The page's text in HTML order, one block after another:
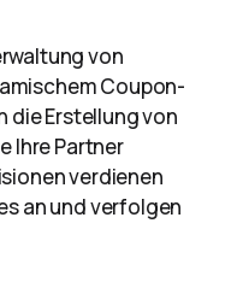
von
Coupon-
die Erstellung von
Ihre Partner
verdienen
an und verfolgen